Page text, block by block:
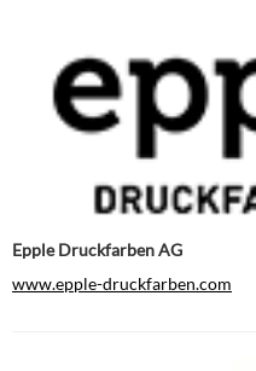
Epple Druckfarben AG
www.epple-druckfarben.com